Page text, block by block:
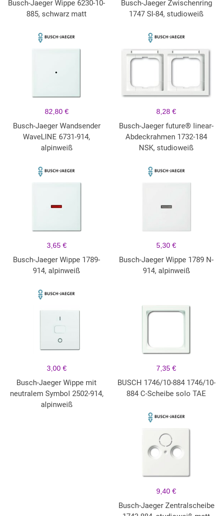
Busch-Jaeger Wippe 6230-10-
885, schwarz matt
Busch-Jaeger Zwischenring
1747 SI-84, studioweiß
82,80 €
Busch-Jaeger Wandsender
WaveLINE 6731-914,
alpinweiß
8,28 €
Busch-Jaeger future® linear-
Abdeckrahmen 1732-184
NSK, studioweiß
3,65 €
Busch-Jaeger Wippe 1789-
914, alpinweiß
5,30 €
Busch-Jaeger Wippe 1789 N-
914, alpinweiß
3,00 €
Busch-Jaeger Wippe mit
neutralem Symbol 2502-914,
alpinweiß
7,35 €
BUSCH 1746/10-884 1746/10-
884 C-Scheibe solo TAE
9,40 €
Busch-Jaeger Zentralscheibe